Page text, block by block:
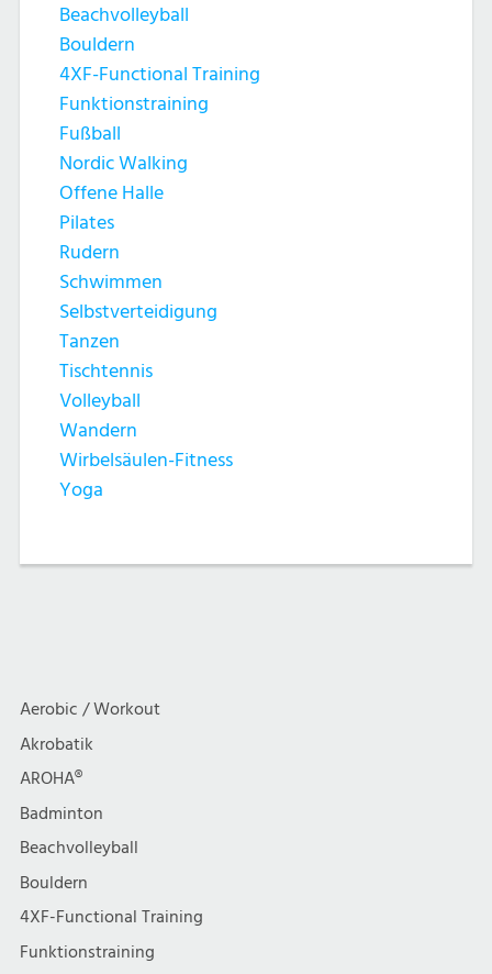
Beachvolleyball
Bouldern
4XF-Functional Training
Funktionstraining
Fußball
Nordic Walking
Offene Halle
Pilates
Rudern
Schwimmen
Selbstverteidigung
Tanzen
Tischtennis
Volleyball
Wandern
Wirbelsäulen-Fitness
Yoga
Aerobic / Workout
Akrobatik
AROHA®
Badminton
Beachvolleyball
Bouldern
4XF-Functional Training
Funktionstraining